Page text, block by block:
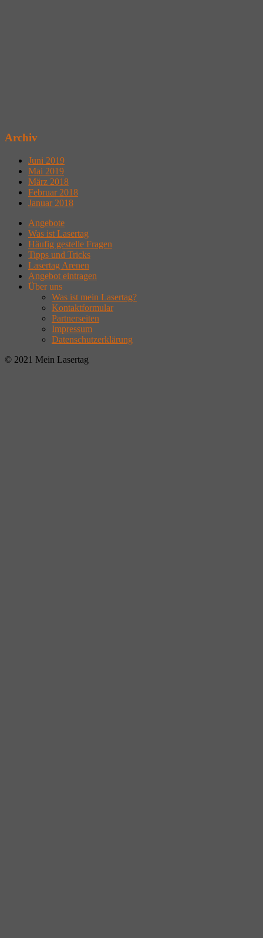
Archiv
Juni 2019
Mai 2019
März 2018
Februar 2018
Januar 2018
Angebote
Was ist Lasertag
Häufig gestelle Fragen
Tipps und Tricks
Lasertag Arenen
Angebot eintragen
Über uns
Was ist mein Lasertag?
Kontaktformular
Partnerseiten
Impressum
Datenschutzerklärung
© 2021 Mein Lasertag